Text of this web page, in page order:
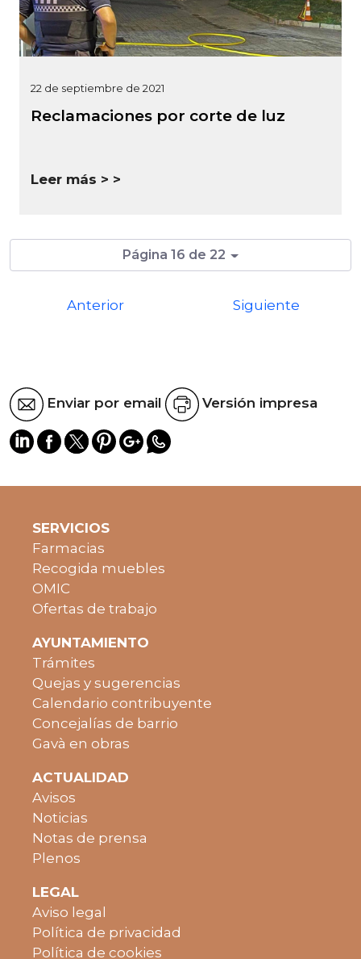
22 de septiembre de 2021
Reclamaciones por corte de luz
Leer más >
Página 16 de 22
Anterior Siguiente
Enviar por email Versión impresa
SERVICIOS
Farmacias
Recogida muebles
OMIC
Ofertas de trabajo
AYUNTAMIENTO
Trámites
Quejas y sugerencias
Calendario contribuyente
Concejalías de barrio
Gavà en obras
ACTUALIDAD
Avisos
Noticias
Notas de prensa
Plenos
LEGAL
Aviso legal
Política de privacidad
Política de cookies